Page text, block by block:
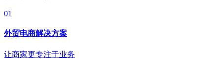
01
外贸电商解决方案
让商家更专注于业务